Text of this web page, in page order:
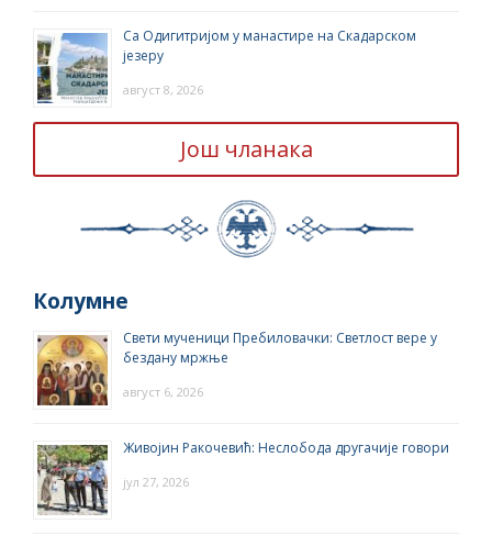
Са Одигитријом у манастире на Скадарском
језеру
август 8, 2026
Још чланака
Колумне
Свети мученици Пребиловачки: Светлост вере у
бездану мржње
август 6, 2026
Живојин Ракочевић: Неслобода другачије говори
јул 27, 2026